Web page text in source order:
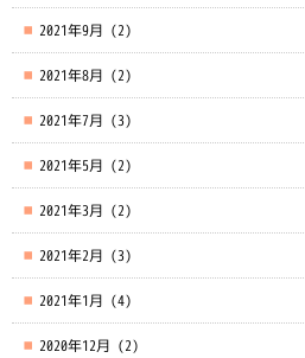
2021年9月 (2)
2021年8月 (2)
2021年7月 (3)
2021年5月 (2)
2021年3月 (2)
2021年2月 (3)
2021年1月 (4)
2020年12月 (2)